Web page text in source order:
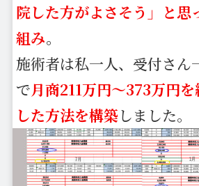
院した方がよさそう」と思
組み。
施術者は私一人、受付さん
で月商211万円〜373万円
した方法を構築しました。